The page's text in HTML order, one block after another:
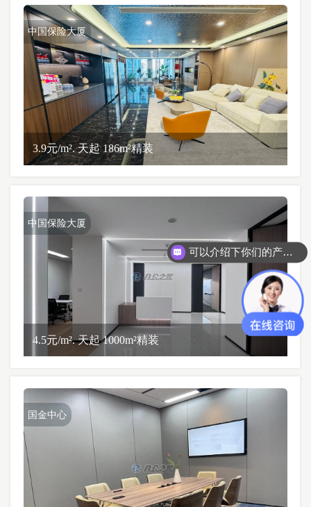
中国保险大厦
3.9元/m². 天起 186m²精装
中国保险大厦
4.5元/m². 天起 1000m²精装
国金中心
可以介绍下你们的产品么？